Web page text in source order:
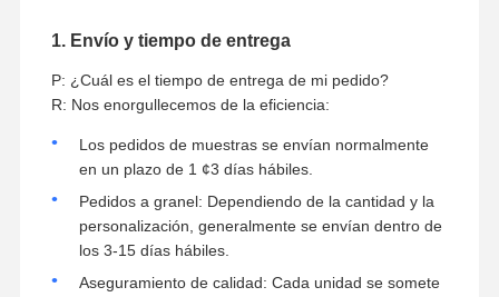
1. Envío y tiempo de entrega
P: ¿Cuál es el tiempo de entrega de mi pedido?
R: Nos enorgullecemos de la eficiencia:
Los pedidos de muestras se envían normalmente
en un plazo de 1 ¢3 días hábiles.
Pedidos a granel: Dependiendo de la cantidad y la
personalización, generalmente se envían dentro de
los 3-15 días hábiles.
Aseguramiento de calidad: Cada unidad se somete